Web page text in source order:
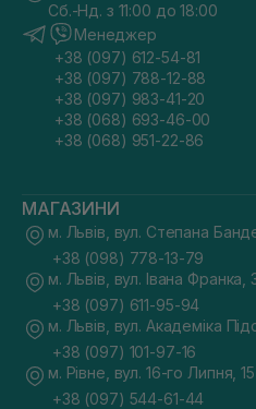
Сб.-Нд. з 11:00 до 18:00
Менеджер
+38 (097) 612-54-81
+38 (097) 788-12-88
+38 (097) 983-41-20
+38 (068) 693-46-00
+38 (068) 951-22-86
МАГАЗИНИ
м. Львів, вул. Степана
+38 (098) 778-13-79
м. Львів, вул. Івана Франка,
+38 (097) 611-95-94
м. Львів, вул. Академіка
+38 (097) 101-97-16
м. Рівне, вул. 16-го Липня, 15
+38 (097) 544-61-44